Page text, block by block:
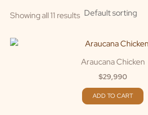
Showing all 11 results
Araucana Chicken
$29,990
ADD TO CART